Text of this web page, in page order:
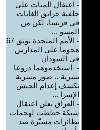
- اعتقال المئات على
خلفية حرائق الغابات
في فرنسا، لكن من
المسؤ ...
-
الأمم المتحدة توثق 67
هجوما على المدارس
في السودان
- -استخدموهما دروعا
بشرية-.. صور مسربة
تكشف إعدام الجيش
الإسرا ...
- العراق يعلن اعتقال
شبكة خططت لهجمات
بطائرات مسيّرة ضد